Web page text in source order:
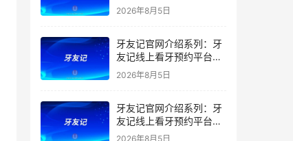
看牙不再靠运气
2026年8月5日
牙友记官网介绍系列：牙
友记线上看牙预约平台打
破口腔行业专业壁垒新手
友好零门槛
2026年8月5日
牙友记官网介绍系列：牙
友记线上看牙预约平台落
地同城就诊经验打破未知
2026年8月5日